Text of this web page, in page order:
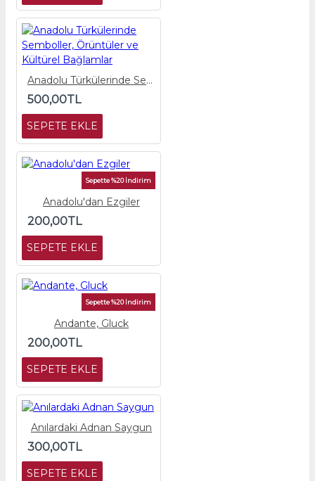
Anadolu Türkülerinde Semboller, Örüntüler ve Kültürel Bağlamlar
500,00TL
SEPETE EKLE
Sepette %20 İndirim
Anadolu'dan Ezgiler
200,00TL
SEPETE EKLE
Sepette %20 İndirim
Andante, Gluck
200,00TL
SEPETE EKLE
Anılardaki Adnan Saygun
300,00TL
SEPETE EKLE